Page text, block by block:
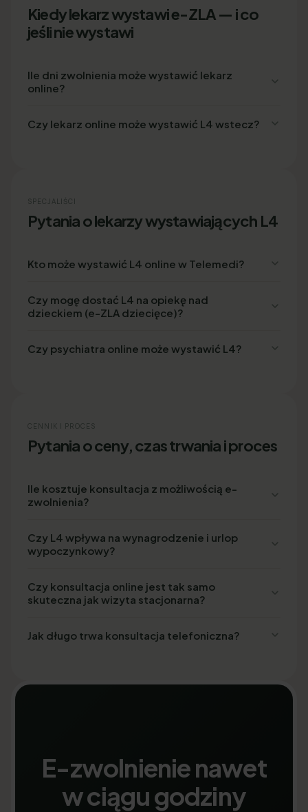
Kiedy lekarz wystawi e-ZLA — i co
jeśli nie wystawi
Ile dni zwolnienia może wystawić lekarz
online?
Czy lekarz online może wystawić L4 wstecz?
SPECJALIŚCI
Pytania o lekarzy wystawiających L4
Kto może wystawić L4 online w Telemedi?
Czy mogę dostać L4 na opiekę nad
dzieckiem (e-ZLA dziecięce)?
Czy psychiatra online może wystawić L4?
CENNIK I PROCES
Pytania o ceny, czas trwania i proces
Ile kosztuje konsultacja z możliwością e-
zwolnienia?
Czy L4 wpływa na wynagrodzenie i urlop
wypoczynkowy?
Czy konsultacja online jest tak samo
skuteczna jak wizyta stacjonarna?
Jak długo trwa konsultacja telefoniczna?
E-zwolnienie nawet
w ciągu godziny